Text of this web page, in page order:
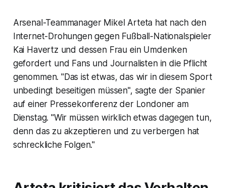
Arsenal-Teammanager Mikel Arteta hat nach den
Internet-Drohungen gegen Fußball-Nationalspieler
Kai Havertz und dessen Frau ein Umdenken
gefordert und Fans und Journalisten in die Pflicht
genommen. "Das ist etwas, das wir in diesem Sport
unbedingt beseitigen müssen", sagte der Spanier
auf einer Pressekonferenz der Londoner am
Dienstag. "Wir müssen wirklich etwas dagegen tun,
denn das zu akzeptieren und zu verbergen hat
schreckliche Folgen."